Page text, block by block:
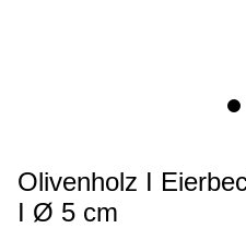
Olivenholz I
I Ø 5 cm